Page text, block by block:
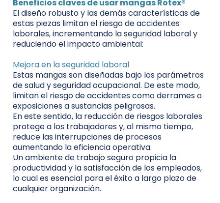
Beneficios claves de usar mangas Rotex®
El diseño robusto y las demás características de
estas piezas limitan el riesgo de accidentes
laborales, incrementando la seguridad laboral y
reduciendo el impacto ambiental:
Mejora en la seguridad laboral
Estas mangas son diseñadas bajo los parámetros
de salud y seguridad ocupacional. De este modo,
limitan el riesgo de accidentes como derrames o
exposiciones a sustancias peligrosas.
En este sentido, la reducción de riesgos laborales
protege a los trabajadores y, al mismo tiempo,
reduce las interrupciones de procesos
aumentando la eficiencia operativa.
Un ambiente de trabajo seguro propicia la
productividad y la satisfacción de los empleados,
lo cual es esencial para el éxito a largo plazo de
cualquier organización.